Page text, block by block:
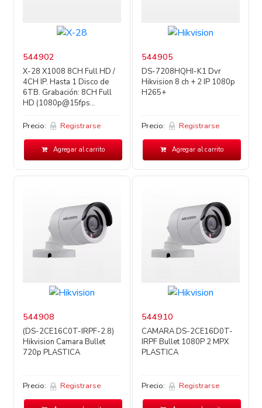
544902
X-28 X1008 8CH Full HD /
4CH IP. Hasta 1 Disco de
6TB. Grabación: 8CH Full
HD (1080p@15fps...
Precio: Registrarse
Agregar al carrito
544905
DS-7208HQHI-K1 Dvr
Hikvision 8 ch + 2 IP 1080p
H265+
Precio: Registrarse
Agregar al carrito
544908
(DS-2CE16C0T-IRPF-2.8)
Hikvision Camara Bullet
720p PLASTICA
Precio: Registrarse
544910
CAMARA DS-2CE16D0T-
IRPF Bullet 1080P 2 MPX
PLASTICA
Precio: Registrarse